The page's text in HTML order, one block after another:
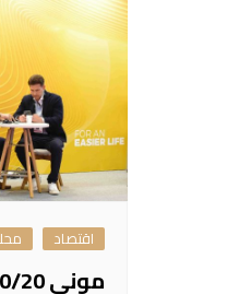
اقتصاد